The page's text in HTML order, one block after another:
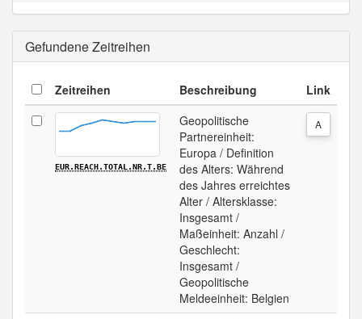
Gefundene Zeitreihen
Zeitreihen Beschreibung Link
EUR.REACH.TOTAL.NR.T.BE
Geopolitische
Partnereinheit:
Europa / Definition
des Alters: Während
des Jahres erreichtes
Alter / Altersklasse:
Insgesamt /
Maßeinheit: Anzahl /
Geschlecht:
Insgesamt /
Geopolitische
Meldeeinheit: Belgien
A